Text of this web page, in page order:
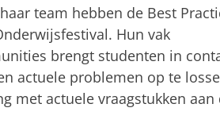
team hebben de Best
Hun vak
brengt studenten in
actuele problemen op te
met actuele vraagstukken aan